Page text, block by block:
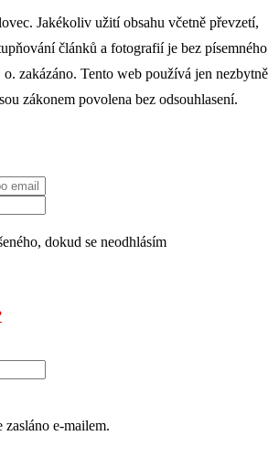
Jakékoliv užití obsahu včetně převzetí,
článků a fotografií je bez písemného
o. zakázáno. Tento web používá jen nezbytně
zákonem povolena bez odsouhlasení.
​​dokud se neodhlásím
e-mailem.